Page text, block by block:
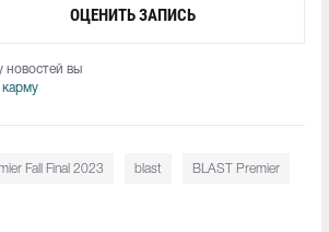
ОЦЕНИТЬ ЗАПИСЬ
новостей вы
Fall Final 2023 blast BLAST Premier